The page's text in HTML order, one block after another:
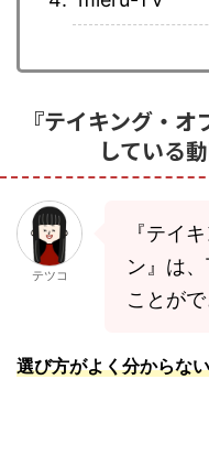
『テイキング・
している
テツコ
『テイ
ン』は
ことがで
選び方がよく分からな